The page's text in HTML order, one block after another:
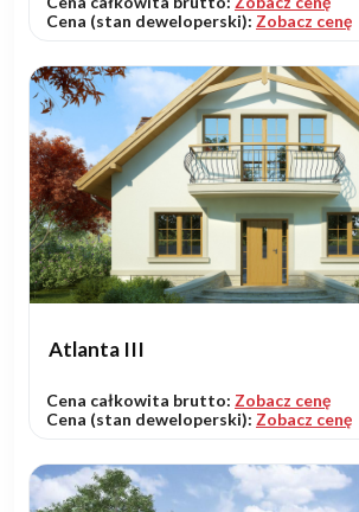
Cena (stan deweloperski): Zobacz cenę
Atlanta III
Cena całkowita brutto: Zobacz cenę
Cena (stan deweloperski): Zobacz cenę